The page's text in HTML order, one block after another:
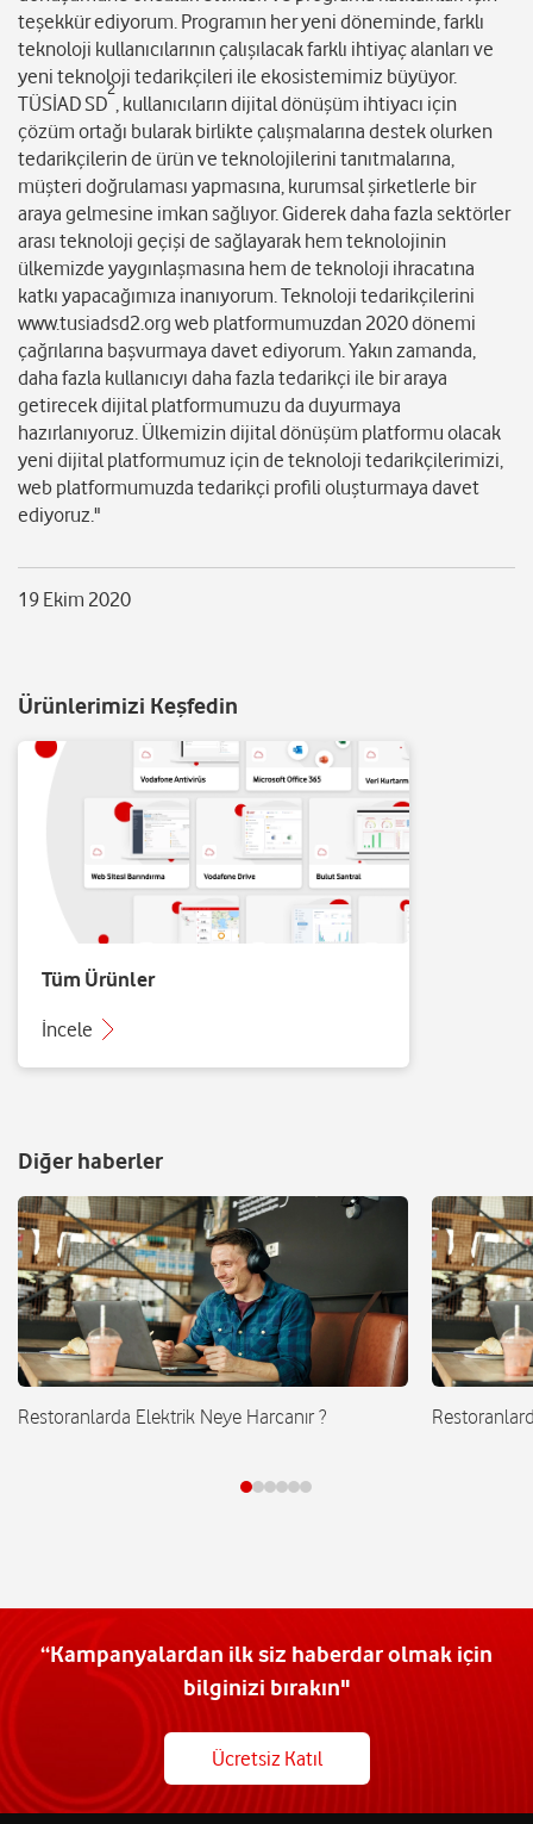
teşekkür ediyorum. Programın her yeni döneminde, farklı
teknoloji kullanıcılarının çalışılacak farklı ihtiyaç alanları ve
yeni teknoloji tedarikçileri ile ekosistemimiz büyüyor.
TÜSİAD SD
2
, kullanıcıların dijital dönüşüm ihtiyacı için
çözüm ortağı bularak birlikte çalışmalarına destek olurken
tedarikçilerin de ürün ve teknolojilerini tanıtmalarına,
müşteri doğrulaması yapmasına, kurumsal şirketlerle bir
araya gelmesine imkan sağlıyor. Giderek daha fazla sektörler
arası teknoloji geçişi de sağlayarak hem teknolojinin
ülkemizde yaygınlaşmasına hem de teknoloji ihracatına
katkı yapacağımıza inanıyorum. Teknoloji tedarikçilerini
www.tusiadsd2.org web platformumuzdan 2020 dönemi
çağrılarına başvurmaya davet ediyorum. Yakın zamanda,
daha fazla kullanıcıyı daha fazla tedarikçi ile bir araya
getirecek dijital platformumuzu da duyurmaya
hazırlanıyoruz. Ülkemizin dijital dönüşüm platformu olacak
yeni dijital platformumuz için de teknoloji tedarikçilerimizi,
web platformumuzda tedarikçi profili oluşturmaya davet
ediyoruz."
19 Ekim 2020
Ürünlerimizi Keşfedin
Tüm Ürünler
İncele
Diğer haberler
Restoranlarda Elektrik Neye Harcanır ?
“Kampanyalardan ilk siz haberdar olmak için
bilginizi bırakın"
Ücretsiz Katıl